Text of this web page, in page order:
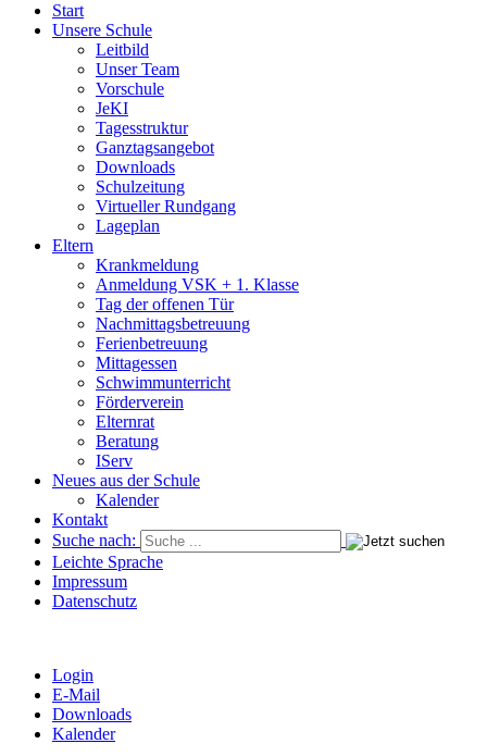
Start
Unsere Schule
Leitbild
Unser Team
Vorschule
JeKI
Tagesstruktur
Ganztagsangebot
Downloads
Schulzeitung
Virtueller Rundgang
Lageplan
Eltern
Krankmeldung
Anmeldung VSK + 1. Klasse
Tag der offenen Tür
Nachmittagsbetreuung
Ferienbetreuung
Mittagessen
Schwimmunterricht
Förderverein
Elternrat
Beratung
IServ
Neues aus der Schule
Kalender
Kontakt
Suche nach:
Leichte Sprache
Impressum
Datenschutz
Login
E-Mail
Downloads
Kalender